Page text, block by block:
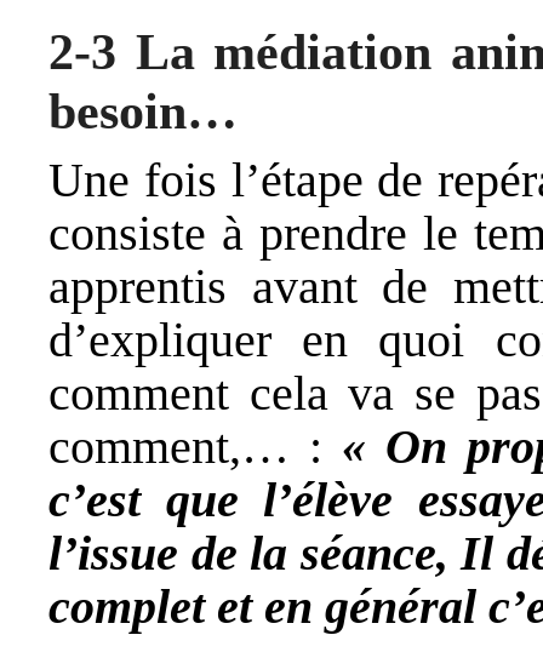
2-3 La médiation
besoin…
Une fois l’étape de
consiste à prendre le
apprentis avant de
d’expliquer en quoi
comment cela va se
comment,… : « On
c’est que l’élève
l’issue de la séance, Il
complet et en général